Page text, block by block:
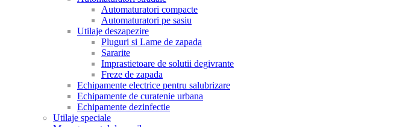
Automaturatori compacte
Automaturatori pe sasiu
Utilaje deszapezire
Pluguri si Lame de zapada
Sararite
Imprastietoare de solutii degivrante
Freze de zapada
Echipamente electrice pentru salubrizare
Echipamente de curatenie urbana
Echipamente dezinfectie
Utilaje speciale